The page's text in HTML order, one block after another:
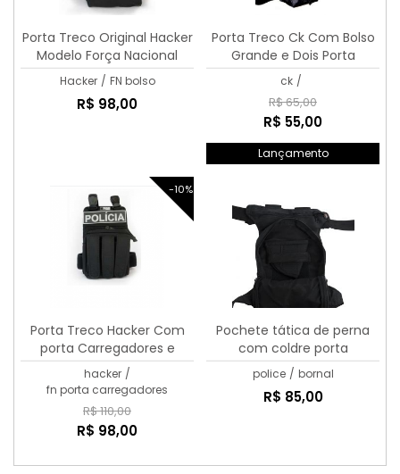
Porta Treco Original Hacker
Modelo Força Nacional
Hacker / FN bolso
R$ 98,00
Porta Treco Ck Com Bolso
Grande e Dois Porta
Carregadores Lateral
ck /
R$ 65,00
R$ 55,00
Lançamento
-10%
Porta Treco Hacker Com
porta Carregadores e
bolsos
hacker /
fn porta carregadores
R$ 110,00
R$ 98,00
Pochete tática de perna
com coldre porta
carregadores e porta
munição
police / bornal
R$ 85,00